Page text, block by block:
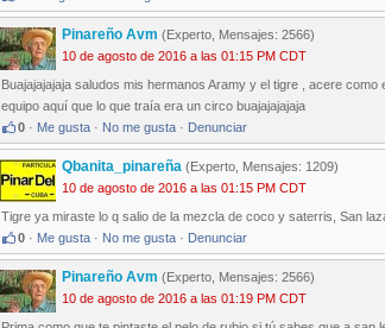
Pinareño Avm (Experto, Mensajes: 2566)
10 de agosto de 2016 a las 01:15 PM CDT
Buajajajajaja saludos mis hermanos Aramy y el tigre , acere
equipo aquí que lo que traía era un circo buajajajajaja
0 · Me gusta · No me gusta · Denunciar
Qbanita_pinareña (Experto, Mensajes: 1209)
10 de agosto de 2016 a las 01:15 PM CDT
Tigre ya miraste lo q salio de la mezcla de coco y saterris, San
0 · Me gusta · No me gusta · Denunciar
Pinareño Avm (Experto, Mensajes: 2566)
10 de agosto de 2016 a las 01:19 PM CDT